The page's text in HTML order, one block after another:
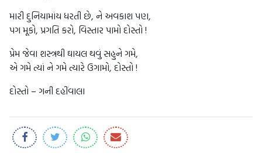
મારી દુનિયામાંય ધરતી છે, ને અવકાશ પણ,
પગ મૂકો, પ્રગતિ કરો, વિસ્તાર પામો દોસ્તો !
પ્રેમ જેવા શસ્ત્રથી ઘાયલ થવું સહુને ગમે,
એ ગમે ત્યાં ને ગમે ત્યારે ઉગામો, દોસ્તો !
દોસ્તો – ગની દહીંવાલા